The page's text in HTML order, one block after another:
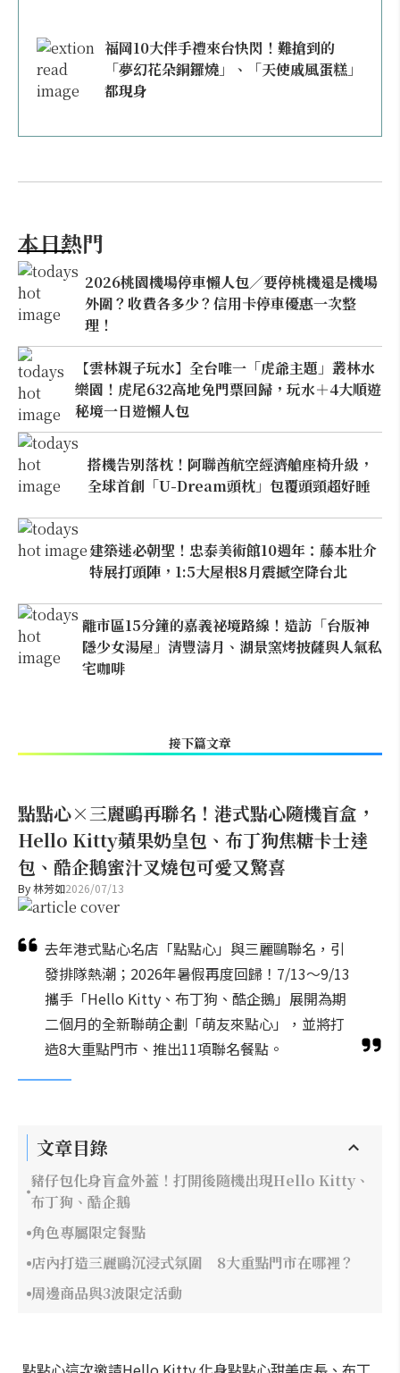
福岡10大伴手禮來台快閃！難搶到的
「夢幻花朵銅鑼燒」、「天使戚風蛋糕」
都現身
本日熱門
2026桃園機場停車懶人包／要停桃機還是機場
外圍？收費各多少？信用卡停車優惠一次整
理！
【雲林親子玩水】全台唯一「虎爺主題」叢林水
樂園！虎尾632高地免門票回歸，玩水＋4大順遊
秘境一日遊懶人包
搭機告別落枕！阿聯酋航空經濟艙座椅升級，
全球首創「U-Dream頭枕」包覆頭頸超好睡
建築迷必朝聖！忠泰美術館10週年：藤本壯介
特展打頭陣，1:5大屋根8月震撼空降台北
離市區15分鐘的嘉義祕境路線！造訪「台版神
隱少女湯屋」清豐濤月、湖景窯烤披薩與人氣私
宅咖啡
接下篇文章
點點心×三麗鷗再聯名！港式點心隨機盲盒，
Hello Kitty蘋果奶皇包、布丁狗焦糖卡士達
包、酷企鵝蜜汁叉燒包可愛又驚喜
By林芳如2026/07/13
去年港式點心名店「點點心」與三麗鷗聯名，引
發排隊熱潮；2026年暑假再度回歸！7/13～9/13
攜手「Hello Kitty、布丁狗、酷企鵝」展開為期
二個月的全新聯萌企劃「萌友來點心」，並將打
造8大重點門市、推出11項聯名餐點。
文章目錄
豬仔包化身盲盒外蓋！打開後隨機出現Hello Kitty、
布丁狗、酷企鵝
角色專屬限定餐點
店內打造三麗鷗沉浸式氛圍 8大重點門市在哪裡？
周邊商品與3波限定活動